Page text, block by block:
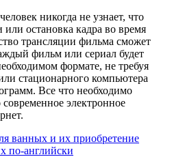
никогда не узнает, что
остановка кадра во время
трансляции фильма сможет
фильм или сериал будет
формате, не требуя
стационарного компьютера
Все что необходимо
электронное
ванных и их приобретение
по-английски